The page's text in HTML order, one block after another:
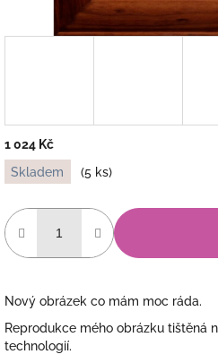
1 024 Kč
Měrná
cena:
Skladem (5 ks)
Nový obrázek co mám moc ráda.
Reprodukce mého obrázku tištěná
technologií.